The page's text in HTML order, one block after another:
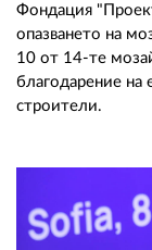
Фондация
опазването на
10 от 14-те
благодарение на
строители.